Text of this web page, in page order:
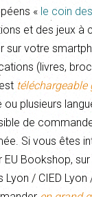
« le coin
et des jeux à
sur votre
(livres,
ou plusieurs
de
Si vous êtes
Bookshop,
/ CIED Lyon